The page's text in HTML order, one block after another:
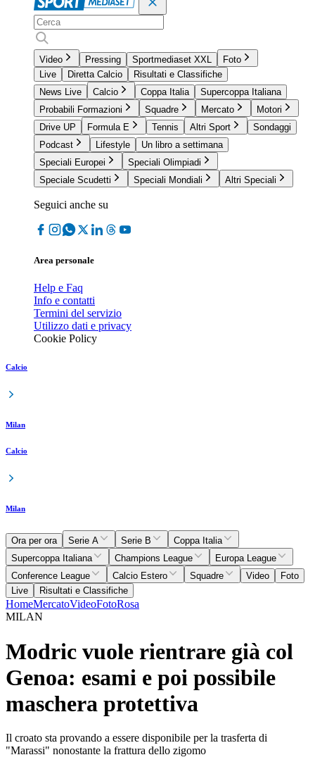
Video Pressing Sportmediaset XXL
Foto
Live
Diretta Calcio
Risultati e Classifiche
News Live
Calcio Coppa Italia
Supercoppa Italiana
Probabili Formazioni
Squadre Mercato
Motori
Drive UP
Formula E Tennis Altri Sport
Sondaggi
Podcast
Lifestyle
Un libro a settimana
Speciali Europei
Speciali Olimpiadi
Speciale Scudetti
Speciali Mondiali Altri Speciali
Seguici anche su
Area personale
Help e Faq
Info e contatti
Termini del servizio
Utilizzo dati e privacy
Cookie Policy
Calcio
Milan
Calcio
Milan
Ora per ora Serie A Serie B
Coppa Italia
Supercoppa Italiana
Champions League
Europa League
Conference League
Calcio Estero Squadre Video
Foto
Live
Risultati e Classifiche
HomeMercatoVideoFotoRosa
MILAN
Modric vuole rientrare già col
Genoa: esami e poi possibile
maschera protettiva
Il croato sta provando a essere disponibile per la trasferta di
"Marassi" nonostante la frattura dello zigomo